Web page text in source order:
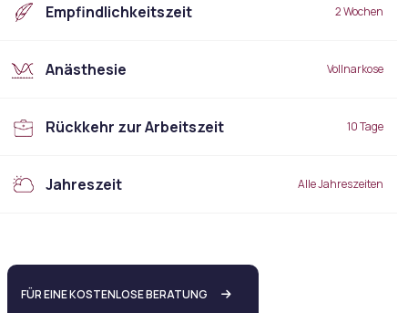
Empfindlichkeitszeit 2 Wochen
Anästhesie Vollnarkose
Rückkehr zur Arbeitszeit 10 Tage
Jahreszeit Alle Jahreszeiten
FÜR EINE KOSTENLOSE BERATUNG